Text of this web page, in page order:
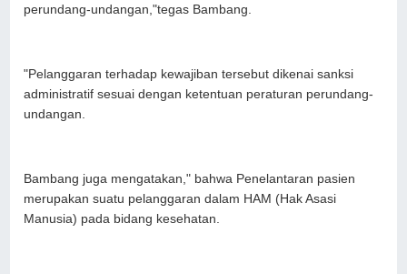
perundang-undangan,"tegas Bambang.
"Pelanggaran terhadap kewajiban tersebut dikenai sanksi
administratif sesuai dengan ketentuan peraturan perundang-
undangan.
Bambang juga mengatakan," bahwa Penelantaran pasien
merupakan suatu pelanggaran dalam HAM (Hak Asasi
Manusia) pada bidang kesehatan.